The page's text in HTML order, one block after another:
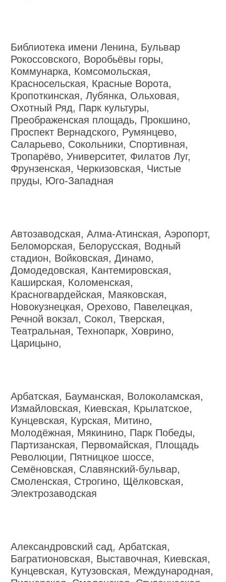
Библиотека имени Ленина, Бульвар
Рокоссовского, Воробьёвы горы,
Коммунарка, Комсомольская,
Красносельская, Красные Ворота,
Кропоткинская, Лубянка, Ольховая,
Охотный Ряд, Парк культуры,
Преображенская площадь, Прокшино,
Проспект Вернадского, Румянцево,
Саларьево, Сокольники, Спортивная,
Тропарёво, Университет, Филатов Луг,
Фрунзенская, Черкизовская, Чистые
пруды, Юго-Западная
Автозаводская, Алма-Атинская, Аэропорт,
Беломорская, Белорусская, Водный
стадион, Войковская, Динамо,
Домодедовская, Кантемировская,
Каширская, Коломенская,
Красногвардейская, Маяковская,
Новокузнецкая, Орехово, Павелецкая,
Речной вокзал, Сокол, Тверская,
Театральная, Технопарк, Ховрино,
Царицыно,
Арбатская, Бауманская, Волоколамская,
Измайловская, Киевская, Крылатское,
Кунцевская, Курская, Митино,
Молодёжная, Мякинино, Парк Победы,
Партизанская, Первомайская, Площадь
Революции, Пятницкое шоссе,
Семёновская, Славянский-бульвар,
Смоленская, Строгино, Щёлковская,
Электрозаводская
Александровский сад, Арбатская,
Багратионовская, Выставочная, Киевская,
Кунцевская, Кутузовская, Международная,